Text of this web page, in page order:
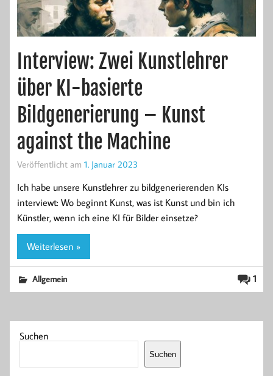
Interview: Zwei Kunstlehrer
über KI-basierte
Bildgenerierung – Kunst
against the Machine
Veröffentlicht am 1. Januar 2023
Ich habe unsere Kunstlehrer zu bildgenerierenden KIs
interviewt: Wo beginnt Kunst, was ist Kunst und bin ich
Künstler, wenn ich eine KI für Bilder einsetze?
Weiterlesen »
1
Allgemein
Suchen
Suchen